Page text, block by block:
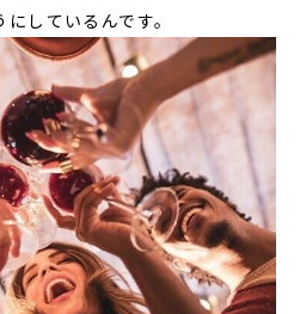
しているんです。